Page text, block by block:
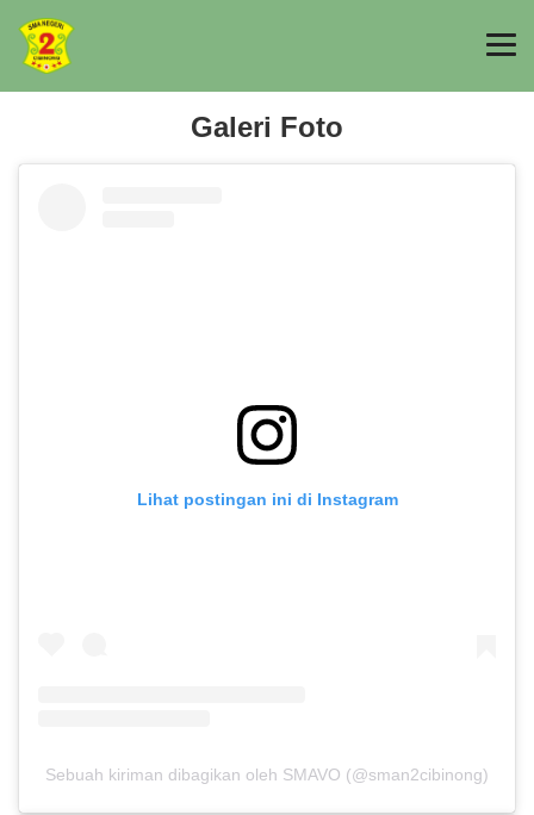
Galeri Foto
Lihat postingan ini di Instagram
Sebuah kiriman dibagikan oleh SMAVO (@sman2cibinong)